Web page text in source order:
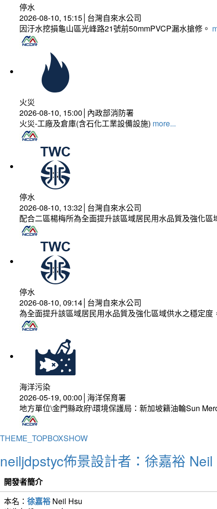
停水
2026-08-10, 15:15│台灣自來水公司
因汙水挖損龜山區光峰路21號前50mmPVCP漏水搶修。
火災
2026-08-10, 15:00│內政部消防署
火災-工廠及倉庫(含石化工業設備設施) more...
停水
2026-08-10, 13:32│台灣自來水公司
配合二區楊梅所為全面提升該區域居民用水品質及強化
停水
2026-08-10, 09:14│台灣自來水公司
為全面提升該區域居民用水品質及強化區域供水之穩定
海洋污染
2026-05-19, 00:00│海洋保育署
地方單位\金門縣政府\環境保護局：新加坡籍油輪Sun
THEME_TOPBOXSHOW
neiljdpstyc佈景設計者：徐嘉裕
開發者簡介
本名： 徐嘉裕 Neil Hsu